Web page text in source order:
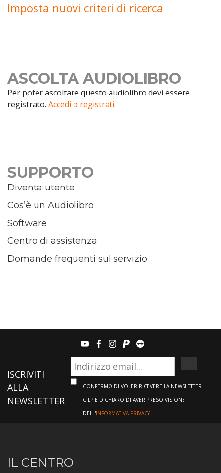
Imposta nuovi criteri di ricerca
ASCOLTA AUDIOLIBRO
Per poter ascoltare questo audiolibro devi essere
registrato. Accedi o registrati.
SUPPORTO
Diventa utente
Cos’è un Audiolibro
Software
Centro di assistenza
Domande frequenti sul servizio
youtubefacebook
instagram
paypalteamviewer
ISCRIVITI
ALLA
NEWSLETTER
CONFERMO DI VOLER RICEVERE LA NEWSLETTER
CILP E DICHIARO DI AVER PRESO VISIONE
DELL'INFORMATIVA PRIVACY.
Informazioni
IL CENTRO